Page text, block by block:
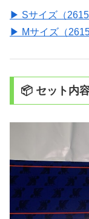
▶ Sサイズ（
▶ Mサイズ（
📦 セット内